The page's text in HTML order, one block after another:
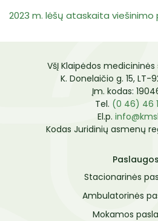
2023 m. lėšų ataskaita
VšĮ Klaipėdos
K. Donelaičio g. 15, LT-
Įm. kodas:
Tel. (0 46) 46
El.p.
Kodas Juridinių asmenų
Paslaugos
Stacionarinės
Ambulatorinės
Mokamos